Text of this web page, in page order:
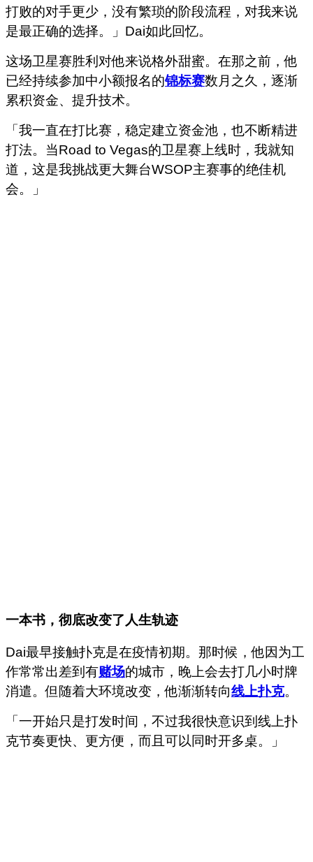
打败的对手更少，没有繁琐的阶段流程，对我来说
是最正确的选择。」Dai如此回忆。
这场卫星赛胜利对他来说格外甜蜜。在那之前，他
已经持续参加中小额报名的锦标赛数月之久，逐渐
累积资金、提升技术。
「我一直在打比赛，稳定建立资金池，也不断精进
打法。当Road to Vegas的卫星赛上线时，我就知
道，这是我挑战更大舞台WSOP主赛事的绝佳机
会。」
一本书，彻底改变了人生轨迹
Dai最早接触扑克是在疫情初期。那时候，他因为工
作常常出差到有赌场的城市，晚上会去打几小时牌
消遣。但随着大环境改变，他渐渐转向线上扑克。
「一开始只是打发时间，不过我很快意识到线上扑
克节奏更快、更方便，而且可以同时开多桌。」